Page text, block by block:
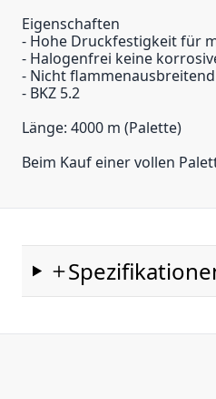
Eigenschaften
- Hohe Druckfestigkeit für
- Halogenfrei keine
- Nicht
- BKZ 5.2
Länge: 4000 m (Palette)
Beim Kauf einer vollen